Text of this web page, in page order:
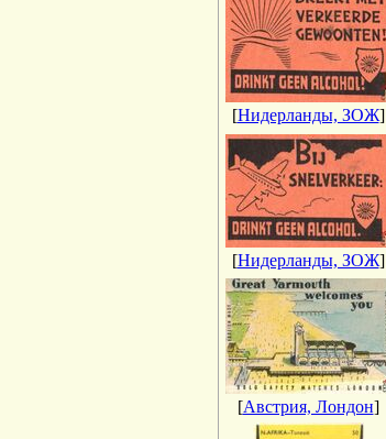
[Нидерланды, ЗОЖ]
[Нидерланды, ЗОЖ]
[Австрия, Лондон]